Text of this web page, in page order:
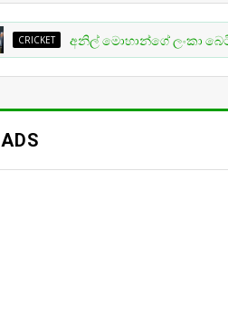
අනිල් මොහාන්ගේ ලංකා බෙටින්ග් ලීගය
ADS